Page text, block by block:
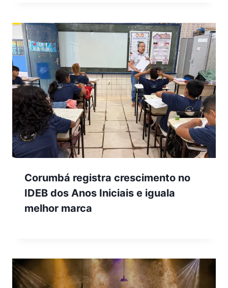
Corumbá registra crescimento no
IDEB dos Anos Iniciais e iguala
melhor marca